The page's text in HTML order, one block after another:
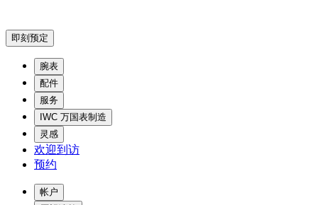
即刻预定
腕表
配件
服务
IWC 万国表制造
灵感
欢迎到访
预约
帐户